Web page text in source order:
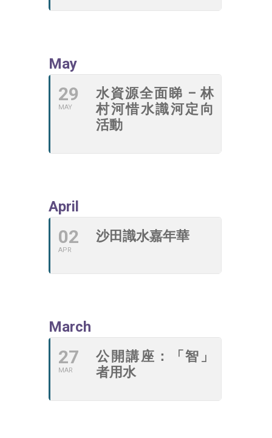
May
29
MAY
水資源全面睇 – 林
村河惜水識河定向
活動
April
02
APR
沙田識水嘉年華
March
27
MAR
公開講座：「智」
者用水